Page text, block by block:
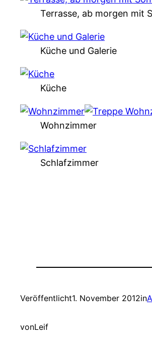
Terrasse, ab morgen mit
Küche und Galerie
Küche
Wohnzimmer
Schlafzimmer
Veröffentlicht1. November 2012in
vonLeif